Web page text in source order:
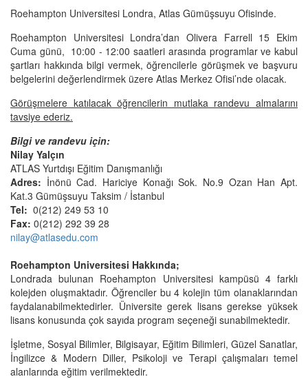
Roehampton Universitesi Londra, Atlas Gümüşsuyu Ofisinde.
Roehampton Universitesi Londra’dan Olivera Farrell 15 Ekim
Cuma günü, 10:00 - 12:00 saatleri arasında programlar ve kabul
şartları hakkında bilgi vermek, öğrencilerle görüşmek ve başvuru
belgelerini değerlendirmek üzere Atlas Merkez Ofisi’nde olacak.
Görüşmelere katılacak öğrencilerin mutlaka randevu almalarını
tavsiye ederiz.
Bilgi ve randevu için:
Nilay Yalçın
ATLAS Yurtdışı Eğitim Danışmanlığı
Adres: İnönü Cad. Hariciye Konağı Sok. No.9 Ozan Han Apt.
Kat.3 Gümüşsuyu Taksim / İstanbul
Tel: 0(212) 249 53 10
Fax: 0(212) 292 39 28
nilay@atlasedu.com
Roehampton Universitesi Hakkında;
Londrada bulunan Roehampton Universitesi kampüsü 4 farklı
kolejden oluşmaktadır. Öğrenciler bu 4 kolejin tüm olanaklarından
faydalanabilmektedirler. Üniversite gerek lisans gerekse yüksek
lisans konusunda çok sayıda program seçeneği sunabilmektedir.
İşletme, Sosyal Bilimler, Bilgisayar, Eğitim Bilimleri, Güzel Sanatlar,
İngilizce & Modern Diller, Psikoloji ve Terapi çalışmaları temel
alanlarında eğitim verilmektedir.